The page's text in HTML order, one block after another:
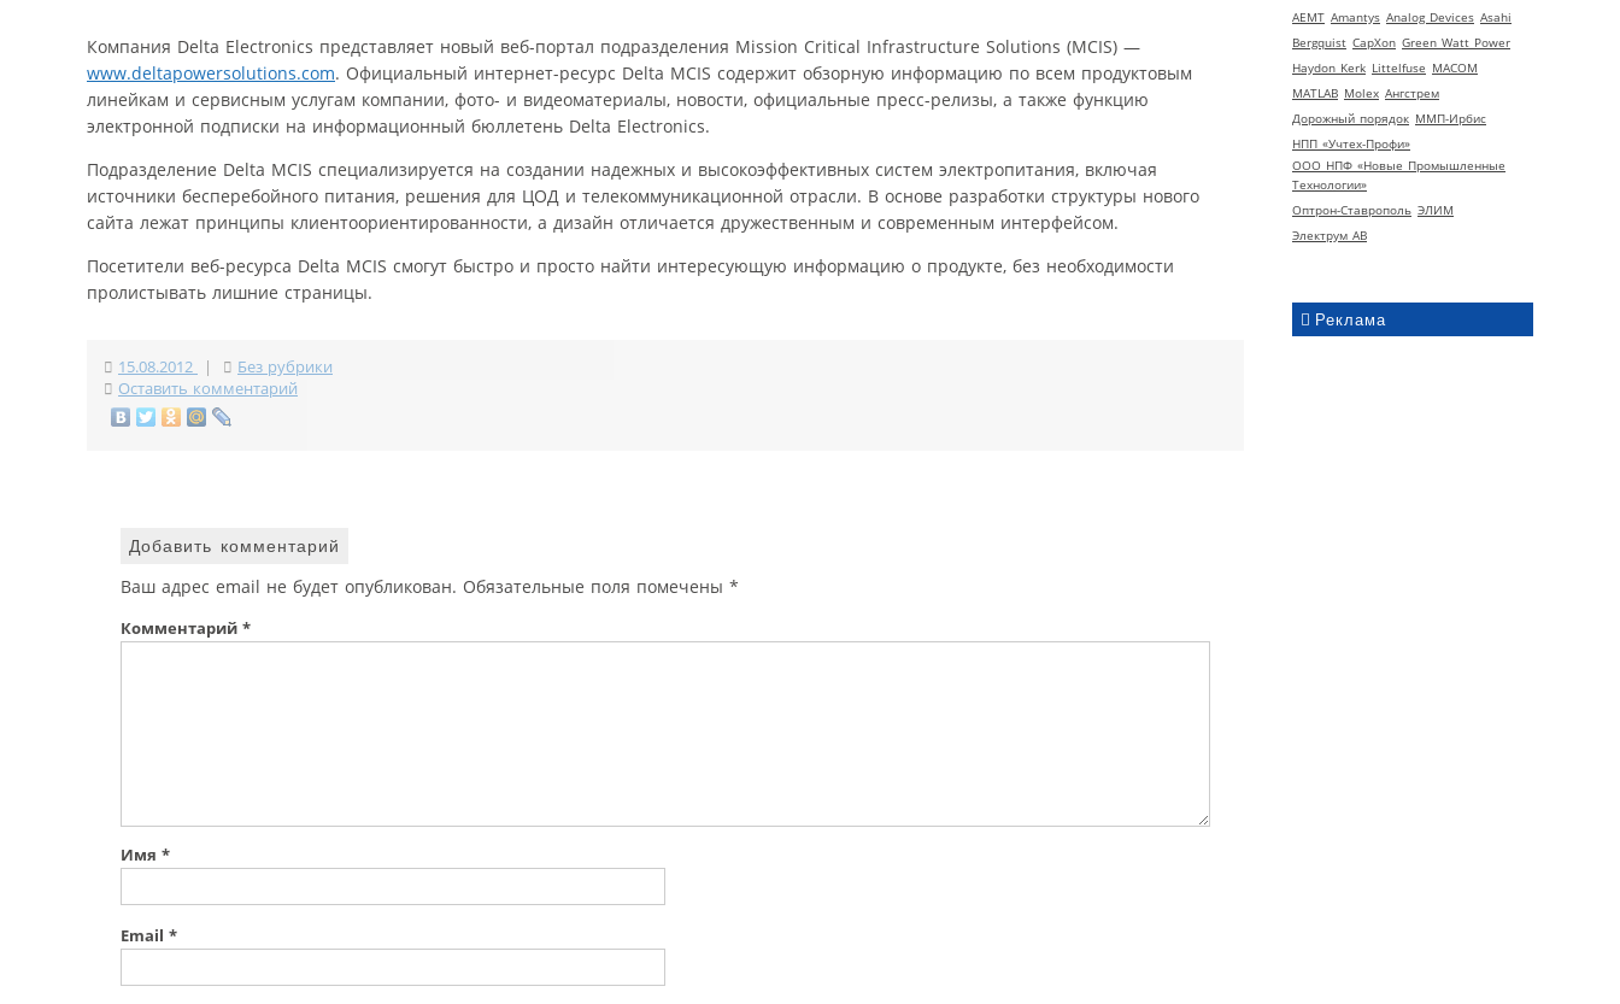
AEMT Amantys Analog Devices Asahi
Bergquist CapXon Green Watt Power
Haydon Kerk Littelfuse MACOM
MATLAB Molex Ангстрем
Дорожный порядок ММП-Ирбис
НПП «Учтех-Профи»
ООО НПФ «Новые Промышленные
Технологии»
Оптрон-Ставрополь ЭЛИМ
Электрум АВ
Реклама
Компания Delta Electronics представляет новый веб-портал подразделения Mission Critical Infrastructure Solutions (MCIS) —
www.deltapowersolutions.com. Официальный интернет-ресурс Delta MCIS содержит обзорную информацию по всем продуктовым
линейкам и сервисным услугам компании, фото- и видеоматериалы, новости, официальные пресс-релизы, а также функцию
электронной подписки на информационный бюллетень Delta Electronics.
Подразделение Delta MCIS специализируется на создании надежных и высокоэффективных систем электропитания, включая
источники бесперебойного питания, решения для ЦОД и телекоммуникационной отрасли. В основе разработки структуры нового
сайта лежат принципы клиентоориентированности, а дизайн отличается дружественным и современным интерфейсом.
Посетители веб-ресурса Delta MCIS смогут быстро и просто найти интересующую информацию о продукте, без необходимости
пролистывать лишние страницы.
15.08.2012 |
Без рубрики
Оставить комментарий
Добавить комментарий
Ваш адрес email не будет опубликован. Обязательные поля помечены *
Комментарий *
Имя *
Email *